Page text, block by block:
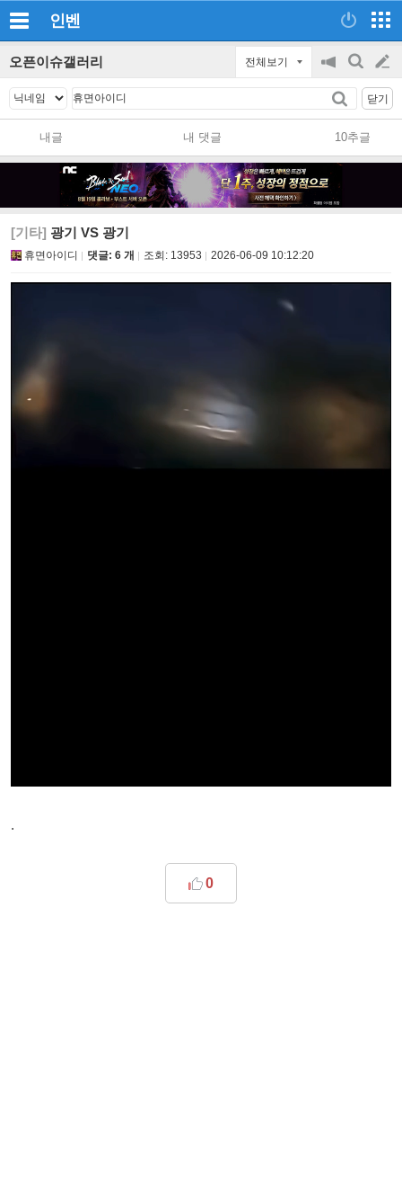
인벤
오픈이슈갤러리 전체보기
공
지
on/off
검
글
쓰
닫기
내글 내 댓글 10추글
[기타] 광기 VS 광기
휴면아이디 댓글: 6 개 조회: 13953 2026-06-09 10:12:20
.
0